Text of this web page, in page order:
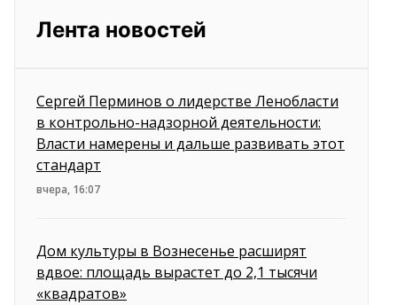
Лента новостей
Сергей Перминов о лидерстве Ленобласти
в контрольно-надзорной деятельности:
Власти намерены и дальше развивать этот
стандарт
вчера, 16:07
Дом культуры в Вознесенье расширят
вдвое: площадь вырастет до 2,1 тысячи
«квадратов»